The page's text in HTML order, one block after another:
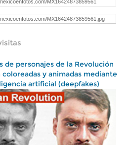
de personajes de la Revolución
coloreadas y animadas mediante
artificial (deepfakes)